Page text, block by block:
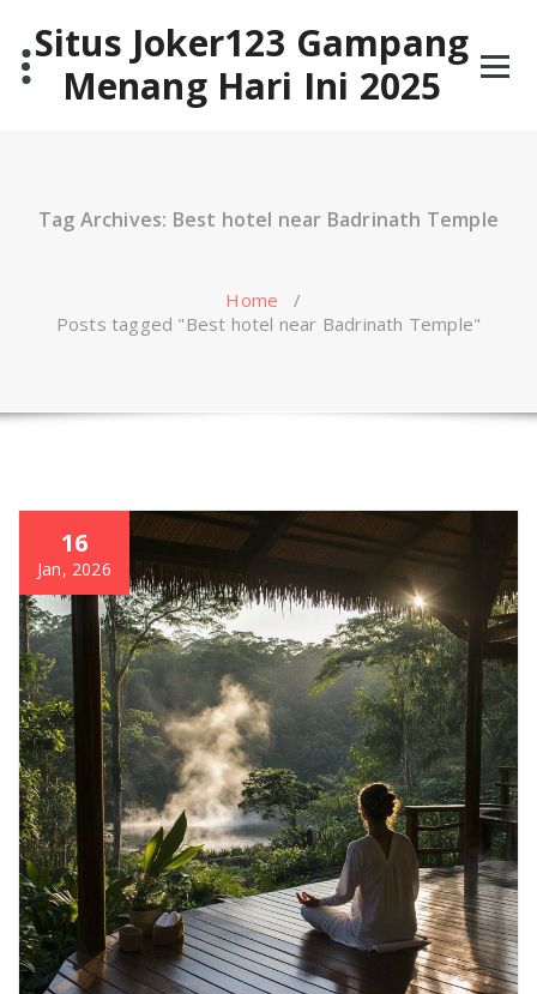
contentSitus Joker123 Gampang
Menang Hari Ini 2025
Tag Archives: Best hotel near Badrinath Temple
Home /
Posts tagged "Best hotel near Badrinath Temple"
16
Jan, 2026